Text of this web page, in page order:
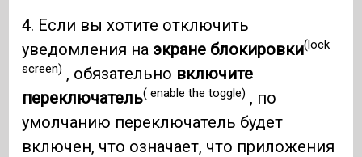
4. Если вы хотите отключить
уведомления на экране блокировки(lock
screen) , обязательно включите
переключатель( enable the toggle) , по
умолчанию переключатель будет
включен, что означает, что приложения